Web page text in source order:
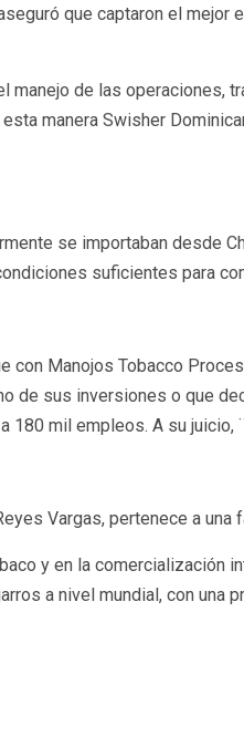
que captaron el
manejo de las
manera Swisher
se importaban desde
suficientes para
Manojos Tobacco
de sus inversiones o que
180 mil empleos. A su
Vargas, pertenece a
y en la comercialización
a nivel mundial, con